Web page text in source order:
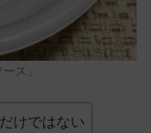
ス」
けではない